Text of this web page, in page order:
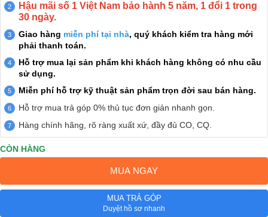
Hậu mãi số 1 Việt Nam bảo hành 5 năm, 1 đổi 1 trong
30 ngày.
Giao hàng miễn phí tại nhà, quý khách kiểm tra hàng mới
phải thanh toán.
Hỗ trợ mua lại sản phẩm khi khách hàng không có nhu cầu
sử dụng.
Miễn phí hỗ trợ kỹ thuật sản phẩm trọn đời sau bán hàng.
Hỗ trợ mua trả góp 0% thủ tục đơn giản nhanh gọn.
Hàng chính hãng, rõ ràng xuất xứ, đầy đủ CO, CQ.
CÒN HÀNG
MUA NGAY
MUA TRẢ GÓP
Duyệt hồ sơ nhanh